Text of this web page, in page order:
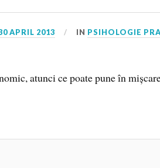
APRIL 2013 IN PSIHOLOGIE
atunci ce poate pune în